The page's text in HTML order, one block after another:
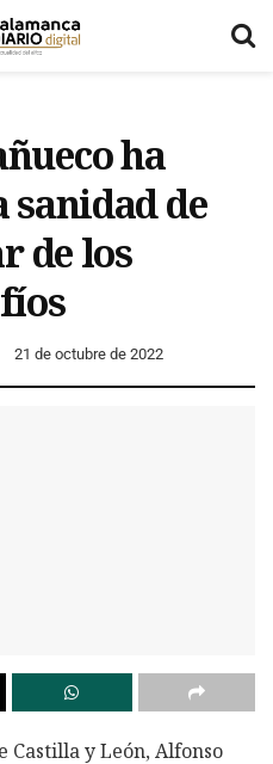
ha
sanidad de
de los
21 de octubre de 2022
Castilla y León, Alfonso